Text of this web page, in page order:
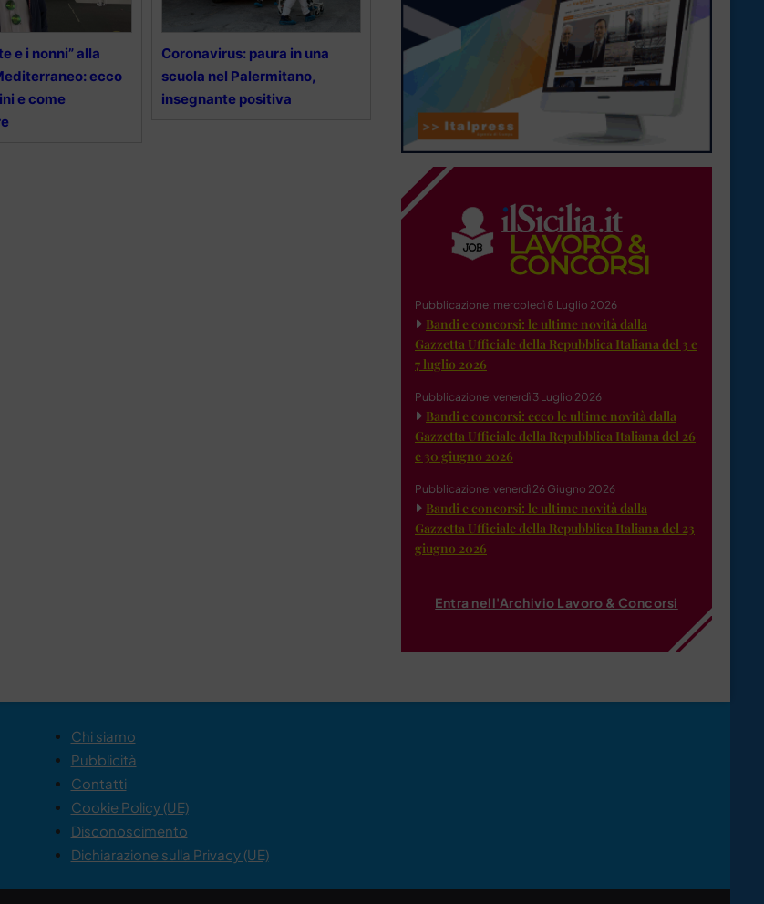
e i nonni” alla
ecco
e come
Coronavirus: paura in una
scuola nel Palermitano,
insegnante positiva
Pubblicazione: mercoledì 8 Luglio 2026
Bandi e concorsi: le ultime novità dalla
Gazzetta Ufficiale della Repubblica Italiana del 3 e
7 luglio 2026
Pubblicazione: venerdì 3 Luglio 2026
Bandi e concorsi: ecco le ultime novità dalla
Gazzetta Ufficiale della Repubblica Italiana del 26
e 30 giugno 2026
Pubblicazione: venerdì 26 Giugno 2026
Bandi e concorsi: le ultime novità dalla
Gazzetta Ufficiale della Repubblica Italiana del 23
giugno 2026
Entra nell'Archivio Lavoro & Concorsi
Chi siamo
Pubblicità
Contatti
Cookie Policy (UE)
Disconoscimento
Dichiarazione sulla Privacy (UE)